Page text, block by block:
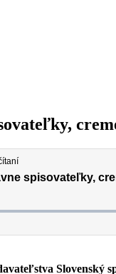
Slovenský